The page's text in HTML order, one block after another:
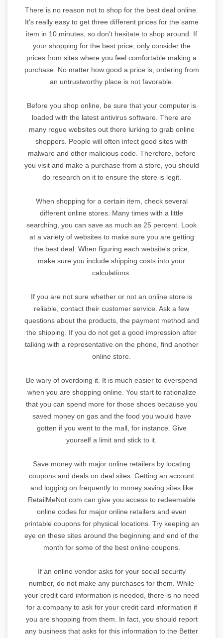
There is no reason not to shop for the best deal online.
It's really easy to get three different prices for the same
item in 10 minutes, so don't hesitate to shop around. If
your shopping for the best price, only consider the
prices from sites where you feel comfortable making a
purchase. No matter how good a price is, ordering from
an untrustworthy place is not favorable.
Before you shop online, be sure that your computer is
loaded with the latest antivirus software. There are
many rogue websites out there lurking to grab online
shoppers. People will often infect good sites with
malware and other malicious code. Therefore, before
you visit and make a purchase from a store, you should
do research on it to ensure the store is legit.
When shopping for a certain item, check several
different online stores. Many times with a little
searching, you can save as much as 25 percent. Look
at a variety of websites to make sure you are getting
the best deal. When figuring each website's price,
make sure you include shipping costs into your
calculations.
If you are not sure whether or not an online store is
reliable, contact their customer service. Ask a few
questions about the products, the payment method and
the shipping. If you do not get a good impression after
talking with a representative on the phone, find another
online store.
Be wary of overdoing it. It is much easier to overspend
when you are shopping online. You start to rationalize
that you can spend more for those shoes because you
saved money on gas and the food you would have
gotten if you went to the mall, for instance. Give
yourself a limit and stick to it.
Save money with major online retailers by locating
coupons and deals on deal sites. Getting an account
and logging on frequently to money saving sites like
RetailMeNot.com can give you access to redeemable
online codes for major online retailers and even
printable coupons for physical locations. Try keeping an
eye on these sites around the beginning and end of the
month for some of the best online coupons.
If an online vendor asks for your social security
number, do not make any purchases for them. While
your credit card information is needed, there is no need
for a company to ask for your credit card information if
you are shopping from them. In fact, you should report
any business that asks for this information to the Better